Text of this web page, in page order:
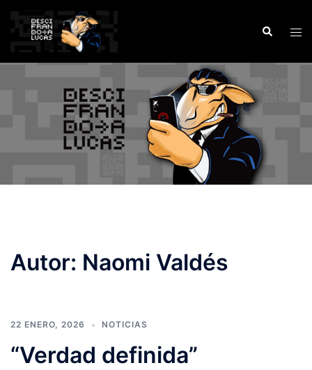
contenido
Buscar
Autor: Naomi Valdés
22 ENERO, 2026 NOTICIAS
“Verdad definida”